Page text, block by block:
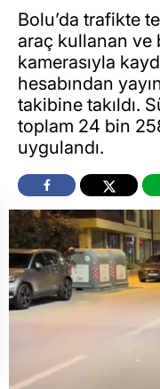
Bolu’da trafikte
araç kullanan ve
kamerasıyla
hesabından
takibine takıldı.
toplam 24 bin
uygulandı.